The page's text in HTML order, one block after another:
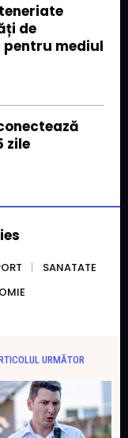
de
pentru mediul
zile
SANATATE
URMĂTOR